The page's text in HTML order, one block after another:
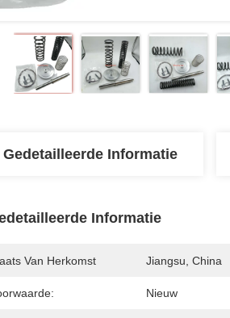
Gedetailleerde Informatie
Informatie
Van Herkomst Jiangsu, China
Nieuw